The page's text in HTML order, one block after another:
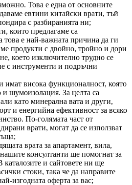
Това е една от основните
евтини китайски врати, тъй
с разбиранията ни;
които предлагаме са
това е най-важната причина да ги
продукти с двойно, тройно и дори
което изключително трудно се
с инструменти и подръчни
висока функционалност, която
и шумоизолация. За целта са
като минерална вата и други,
и енергийна ефективност за всяко
По-голямата част от
врати, могат да се използват
врата за апартамент, вила,
консултанти ще помогнат за
и сайтовете ни ще
стоки, така че да направите
изгодната оферта за вас;